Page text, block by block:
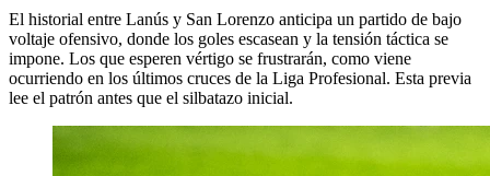
El historial entre Lanús y San Lorenzo anticipa un partido de bajo
voltaje ofensivo, donde los goles escasean y la tensión táctica se
impone. Los que esperen vértigo se frustrarán, como viene
ocurriendo en los últimos cruces de la Liga Profesional. Esta previa
lee el patrón antes que el silbatazo inicial.